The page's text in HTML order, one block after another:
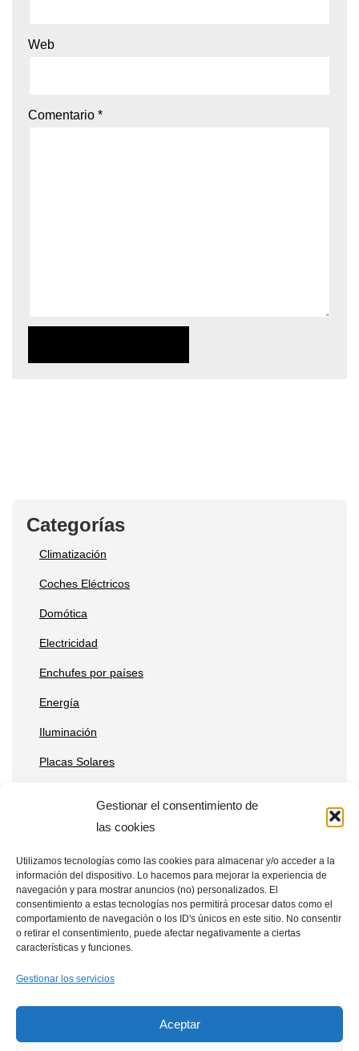
Gestionar el consentimiento de
las cookies
Utilizamos tecnologías como las cookies para almacenar y/o acceder a la
información del dispositivo. Lo hacemos para mejorar la experiencia de
navegación y para mostrar anuncios (no) personalizados. El
consentimiento a estas tecnologías nos permitirá procesar datos como el
comportamiento de navegación o los ID's únicos en este sitio. No consentir
o retirar el consentimiento, puede afectar negativamente a ciertas
características y funciones.
Gestionar los servicios
Aceptar
Web
Comentario *
Categorías
Climatización
Coches Eléctricos
Domótica
Electricidad
Enchufes por países
Energía
Iluminación
Placas Solares
Entradas recientes
Qué ventajas tienen las placas solares en estaciones de
telecomunicaciones remotas